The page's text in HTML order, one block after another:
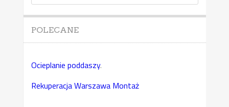
POLECANE
Ocieplanie poddaszy.
Rekuperacja Warszawa Montaż